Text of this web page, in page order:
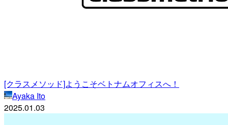
[クラスメソッド]ようこそベトナムオフィスへ！
Ayaka Ito
2025.01.03